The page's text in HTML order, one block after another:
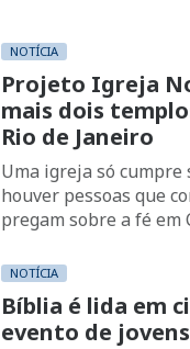
NOTÍCIA
Projeto Igreja
mais dois
Rio de Janeiro
Uma igreja só cumpre
houver pessoas que
pregam sobre a fé em
lugar de adoração
respeito a Deus.
NOTÍCIA
Bíblia é lida em
evento de